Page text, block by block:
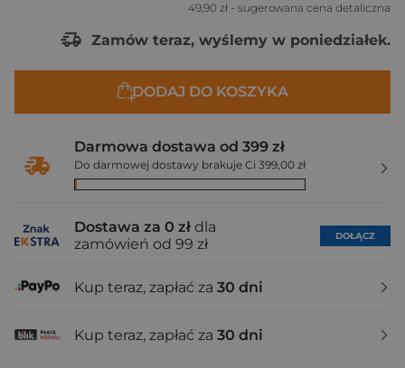
49,90 zł - sugerowana cena detaliczna
Zamów teraz, wyślemy w poniedziałek.
DODAJ DO KOSZYKA
Darmowa dostawa od 399 zł
Do darmowej dostawy brakuje Ci 399,00 zł
Dostawa za 0 zł dla
zamówień od 99 zł
DOŁĄCZ
Kup teraz, zapłać za 30 dni
Kup teraz, zapłać za 30 dni